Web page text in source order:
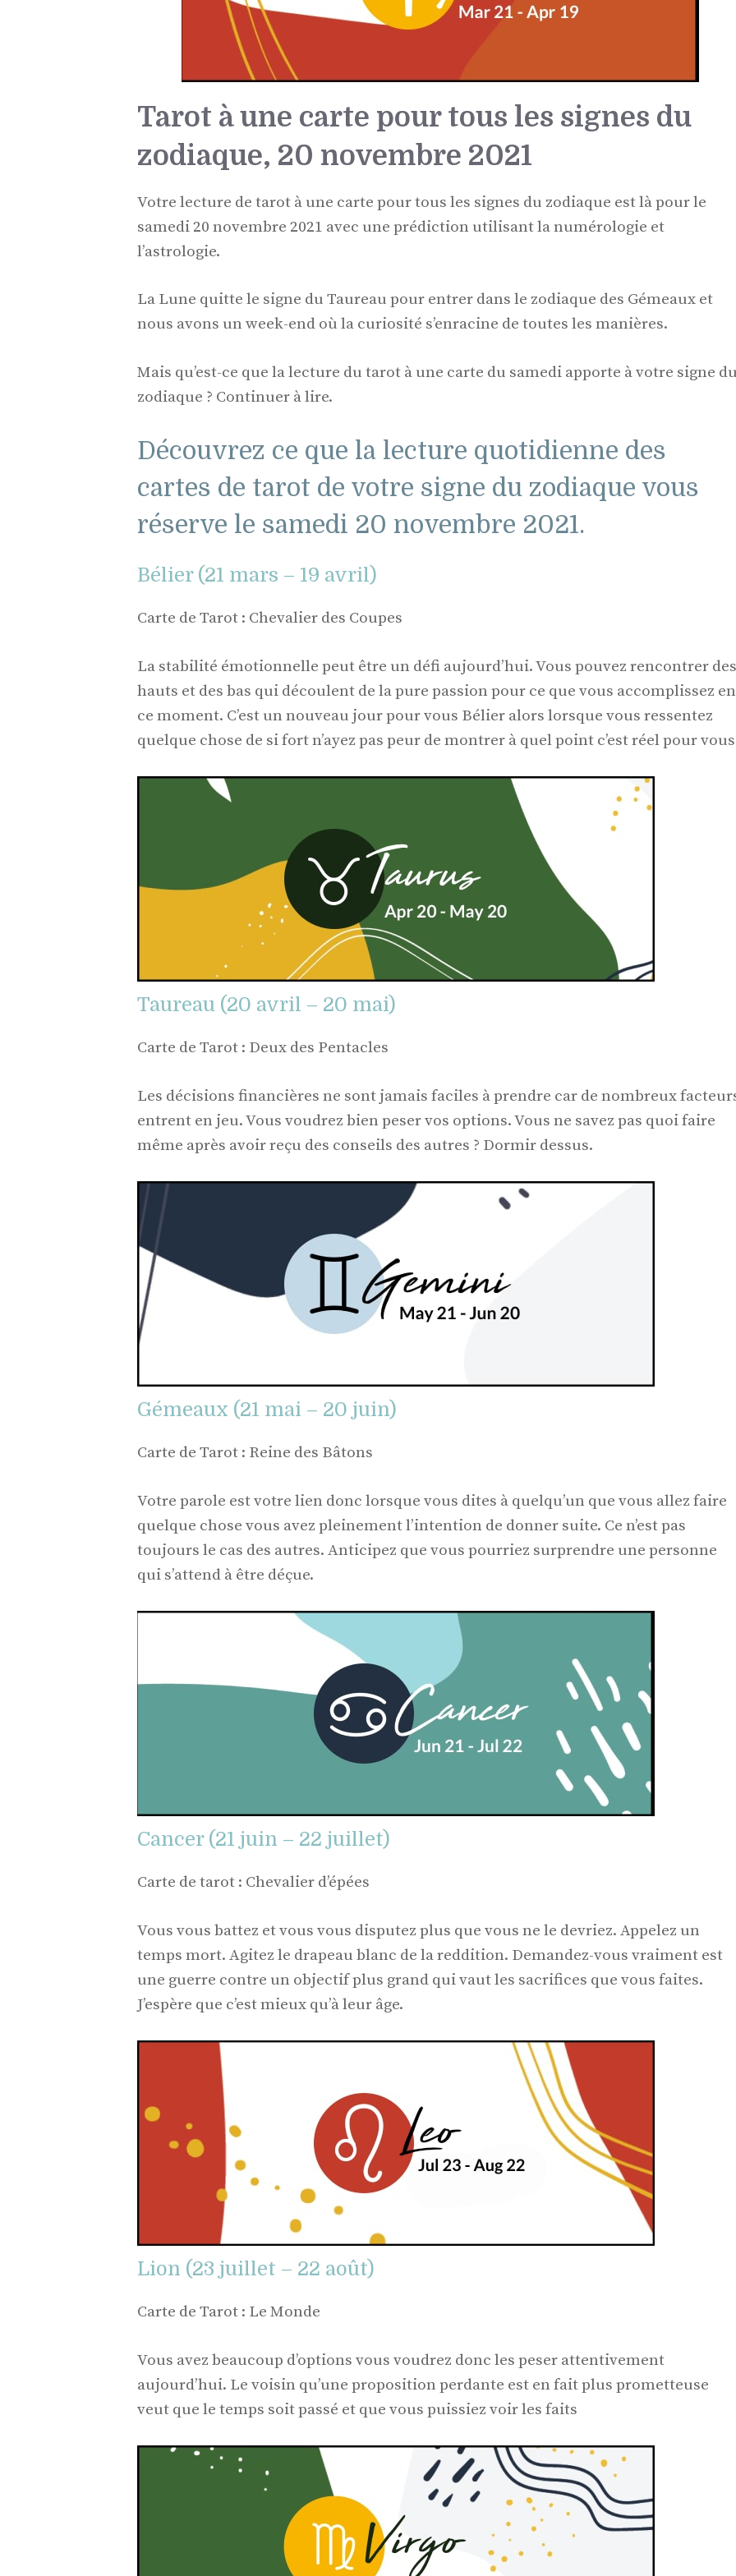
Tarot à une carte pour tous les signes du
zodiaque, 20 novembre 2021
Votre lecture de tarot à une carte pour tous les signes du zodiaque est là pour le
samedi 20 novembre 2021 avec une prédiction utilisant la numérologie et
l’astrologie.
La Lune quitte le signe du Taureau pour entrer dans le zodiaque des Gémeaux et
nous avons un week-end où la curiosité s’enracine de toutes les manières.
Mais qu’est-ce que la lecture du tarot à une carte du samedi apporte à votre signe
zodiaque ? Continuer à lire.
Découvrez ce que la lecture quotidienne des
cartes de tarot de votre signe du zodiaque vous
réserve le samedi 20 novembre 2021.
Bélier (21 mars – 19 avril)
Carte de Tarot : Chevalier des Coupes
La stabilité émotionnelle peut être un défi aujourd’hui. Vous pouvez rencontrer des
hauts et des bas qui découlent de la pure passion pour ce que vous accomplissez en
ce moment. C’est un nouveau jour pour vous Bélier alors lorsque vous ressentez
quelque chose de si fort n’ayez pas peur de montrer à quel point c’est réel pour
Taureau (20 avril – 20 mai)
Carte de Tarot : Deux des Pentacles
Les décisions financières ne sont jamais faciles à prendre car de nombreux
entrent en jeu. Vous voudrez bien peser vos options. Vous ne savez pas quoi faire
même après avoir reçu des conseils des autres ? Dormir dessus.
Gémeaux (21 mai – 20 juin)
Carte de Tarot : Reine des Bâtons
Votre parole est votre lien donc lorsque vous dites à quelqu’un que vous allez faire
quelque chose vous avez pleinement l’intention de donner suite. Ce n’est pas
toujours le cas des autres. Anticipez que vous pourriez surprendre une personne
qui s’attend à être déçue.
Cancer (21 juin – 22 juillet)
Carte de tarot : Chevalier d’épées
Vous vous battez et vous vous disputez plus que vous ne le devriez. Appelez un
temps mort. Agitez le drapeau blanc de la reddition. Demandez-vous vraiment est
une guerre contre un objectif plus grand qui vaut les sacrifices que vous faites.
J’espère que c’est mieux qu’à leur âge.
Lion (23 juillet – 22 août)
Carte de Tarot : Le Monde
Vous avez beaucoup d’options vous voudrez donc les peser attentivement
aujourd’hui. Le voisin qu’une proposition perdante est en fait plus prometteuse
veut que le temps soit passé et que vous puissiez voir les faits